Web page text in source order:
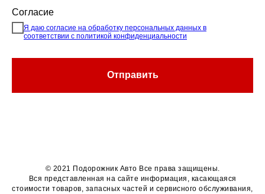
Согласие
Я даю согласие на обработку персональных данных в
соответствии с политикой конфиденциальности
Отправить
© 2021 Подорожник Авто Все права защищены.
Вся представленная на сайте информация, касающаяся
стоимости товаров, запасных частей и сервисного обслуживания,